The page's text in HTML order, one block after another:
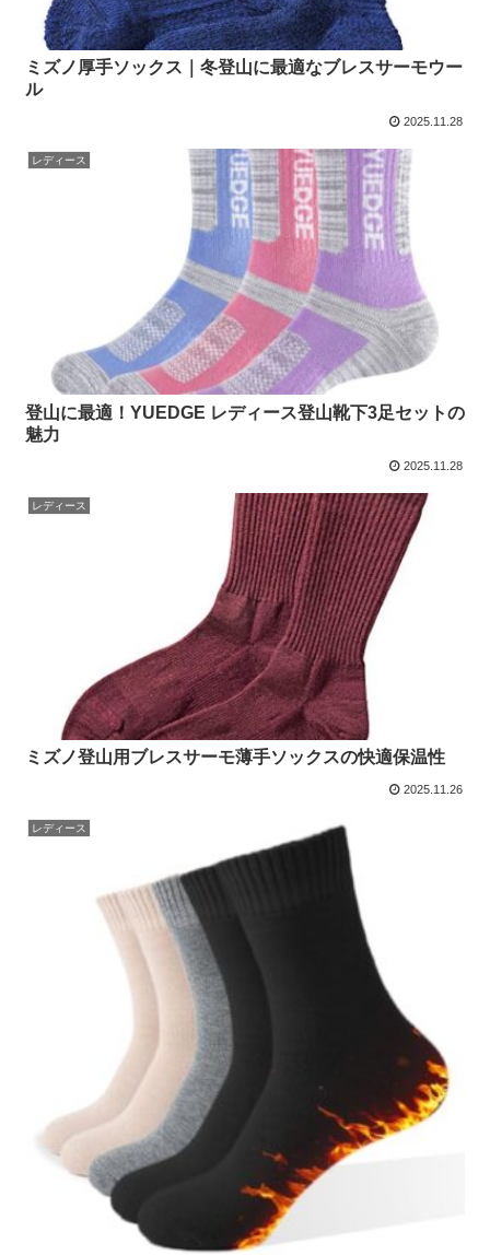
ミズノ厚手ソックス｜冬登山に最適なブレスサーモウー
ル
2025.11.28
レディース
登山に最適！YUEDGE レディース登山靴下3足セットの
魅力
2025.11.28
レディース
ミズノ登山用ブレスサーモ薄手ソックスの快適保温性
2025.11.26
レディース